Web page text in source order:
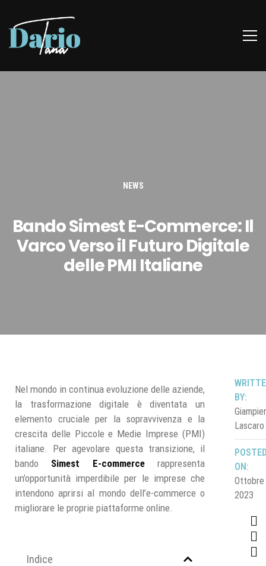
NEWS
Bando Simest E-Commerce: Il
Varco Verso il Futuro Digitale
delle PMI Italiane
Nel mondo in continua evoluzione delle aziende,
la trasformazione digitale è diventata un
elemento cruciale per la sopravvivenza e la
crescita delle Piccole e Medie Imprese (PMI)
italiane. Per agevolare questa transizione, il
bando Simest E-commercerappresenta
un’opportunità imperdibile per le imprese che
intendono aprirsi al mondo dell’e-commerce o
migliorare le proprie piattaforme online.
Indice
BY:
Lascaro
ON:
Ottobre
2023